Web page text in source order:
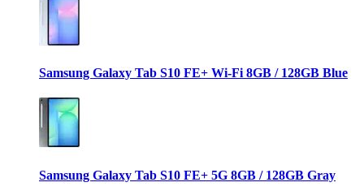
Samsung Galaxy Tab S10 FE+ Wi-Fi 8GB / 128GB Blue
Samsung Galaxy Tab S10 FE+ 5G 8GB / 128GB Gray